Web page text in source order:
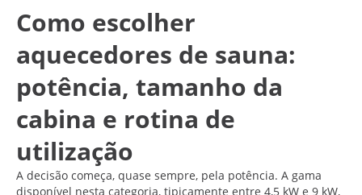
Como escolher
aquecedores de sauna:
potência, tamanho da
cabina e rotina de
utilização
A decisão começa, quase sempre, pela potência. A gama
disponível nesta categoria, tipicamente entre 4,5 kW e 9 kW,